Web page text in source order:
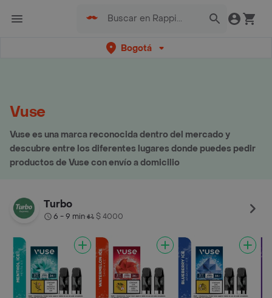
Bogotá
Vuse
Vuse es una marca reconocida dentro del mercado y
descubre entre los diferentes lugares donde puedes pedir
productos de Vuse con envío a domicilio
Turbo
6 - 9 min• $ 4000